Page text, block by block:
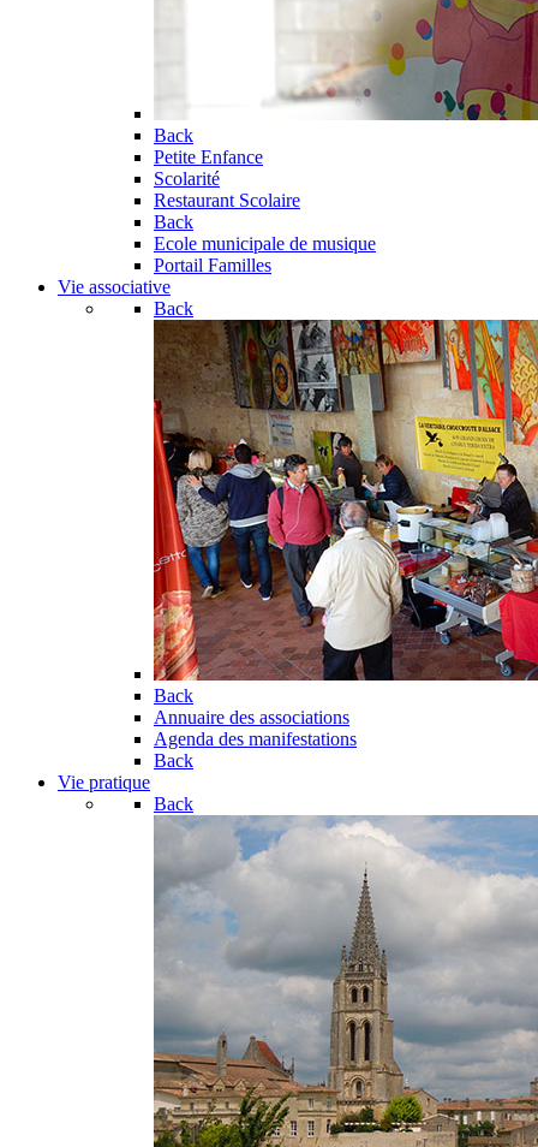
Back
Petite Enfance
Scolarité
Restaurant Scolaire
Back
Ecole municipale de musique
Portail Familles
Vie associative
Back
Back
Annuaire des associations
Agenda des manifestations
Back
Vie pratique
Back